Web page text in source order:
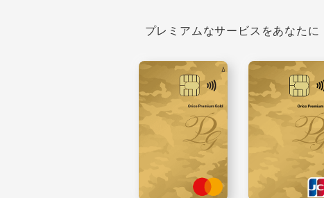
プレミアムなサービスをあなたに